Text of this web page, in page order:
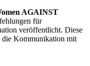
AGAINST
für
veröffentlicht. Diese
die Kommunikation mit